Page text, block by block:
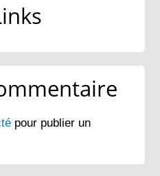
pour publier un